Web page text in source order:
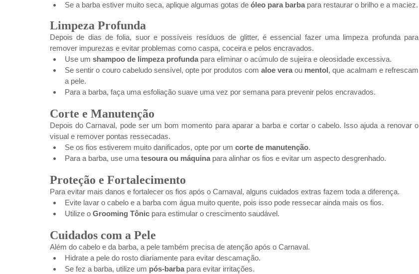
Se a barba estiver muito seca, aplique algumas gotas de óleo para barba para restaurar o brilho e a maciez.
Limpeza Profunda
Depois de dias de folia, suor e possíveis resíduos de glitter, é essencial fazer uma limpeza profunda para
remover impurezas e evitar problemas como caspa, coceira e pelos encravados.
Use um shampoo de limpeza profunda para eliminar o acúmulo de sujeira e oleosidade excessiva.
Se sentir o couro cabeludo sensível, opte por produtos com aloe vera ou mentol, que acalmam e refrescam
a pele.
Para a barba, faça uma esfoliação suave uma vez por semana para prevenir pelos encravados.
Corte e Manutenção
Depois do Carnaval, pode ser um bom momento para aparar a barba e cortar o cabelo. Isso ajuda a renovar o
visual e remover pontas ressecadas.
Se os fios estiverem muito danificados, opte por um corte de manutenção.
Para a barba, use uma tesoura ou máquina para alinhar os fios e evitar um aspecto desgrenhado.
Proteção e Fortalecimento
Para evitar mais danos e fortalecer os fios após o Carnaval, alguns cuidados extras fazem toda a diferença.
Evite lavar o cabelo e a barba com água muito quente, pois isso pode ressecar ainda mais os fios.
Utilize o Grooming Tônic para estimular o crescimento saudável.
Cuidados com a Pele
Além do cabelo e da barba, a pele também precisa de atenção após o Carnaval.
Hidrate a pele do rosto diariamente para evitar descamação.
Se fez a barba, utilize um pós-barba para evitar irritações.